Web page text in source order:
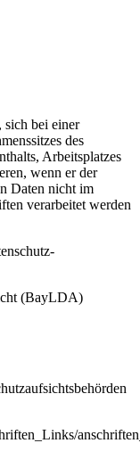
sich bei einer
des
Arbeitsplatzes
wenn er der
Daten nicht im
verarbeitet werden
(BayLDA)